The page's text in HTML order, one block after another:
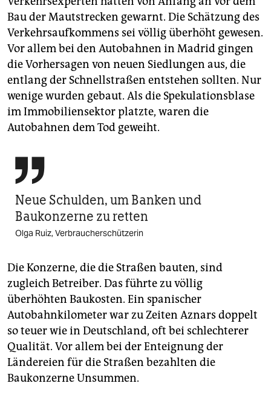
Bau der Mautstrecken gewarnt. Die Schätzung des
Verkehrsaufkommens sei völlig überhöht gewesen.
Vor allem bei den Autobahnen in Madrid gingen
die Vorhersagen von neuen Siedlungen aus, die
entlang der Schnellstraßen entstehen sollten. Nur
wenige wurden gebaut. Als die Spekulationsblase
im Immobiliensektor platzte, waren die
Autobahnen dem Tod geweiht.

Neue Schulden, um Banken und
Baukonzerne zu retten
Olga Ruiz, Verbraucherschützerin
Die Konzerne, die die Straßen bauten, sind
zugleich Betreiber. Das führte zu völlig
überhöhten Baukosten. Ein spanischer
Autobahnkilometer war zu Zeiten Aznars doppelt
so teuer wie in Deutschland, oft bei schlechterer
Qualität. Vor allem bei der Enteignung der
Ländereien für die Straßen bezahlten die
Baukonzerne Unsummen.